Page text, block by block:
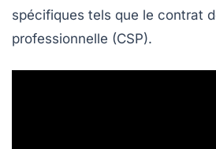
spécifiques tels que le contrat
professionnelle (CSP).